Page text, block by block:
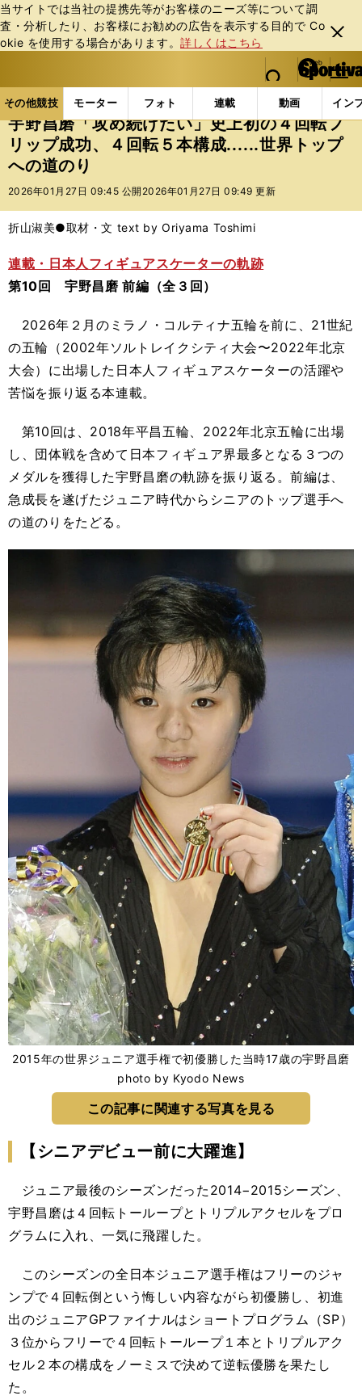
当サイトでは当社の提携先等がお客様のニーズ等について調
査・分析したり、お客様にお勧めの広告を表⽰する⽬的で Co
okie を使⽤する場合があります。詳しくはこちら
閉じ
る
web Sportiva (webスポルティーバ)
検索
マイペ
ー
ジ
メニュ
その他競技 モーター フォト 連載 動画 イン
ス
ポ
ル
テ
ー
バ
その他競技の記事一覧 フィギュア 宇野昌磨「攻め
宇野昌磨「攻め続けたい」史上初の４回転フ
リップ成功、４回転５本構成......世界トップ
への道のり
2026年01月27日 09:45 公開 2026年01月27日 09:49 更新
折山淑美●取材・文 text by Oriyama Toshimi
連載・日本人フィギュアスケーターの軌跡
第10回 宇野昌磨 前編（全３回）
2026年２月のミラノ・コルティナ五輪を前に、21世紀
の五輪（2002年ソルトレイクシティ大会〜2022年北京
大会）に出場した日本人フィギュアスケーターの活躍や
苦悩を振り返る本連載。
第10回は、2018年平昌五輪、2022年北京五輪に出場
し、団体戦を含めて日本フィギュア界最多となる３つの
メダルを獲得した宇野昌磨の軌跡を振り返る。前編は、
急成長を遂げたジュニア時代からシニアのトップ選手へ
の道のりをたどる。
2015年の世界ジュニア選手権で初優勝した当時17歳の宇野昌磨
photo by Kyodo News
この記事に関連する写真を見る
【シニアデビュー前に大躍進】
ジュニア最後のシーズンだった2014−2015シーズン、
宇野昌磨は４回転トーループとトリプルアクセルをプロ
グラムに入れ、一気に飛躍した。
このシーズンの全日本ジュニア選手権はフリーのジャ
ンプで４回転倒という悔しい内容ながら初優勝し、初進
出のジュニアGPファイナルはショートプログラム（SP）
３位からフリーで４回転トーループ１本とトリプルアク
セル２本の構成をノーミスで決めて逆転優勝を果たし
た。